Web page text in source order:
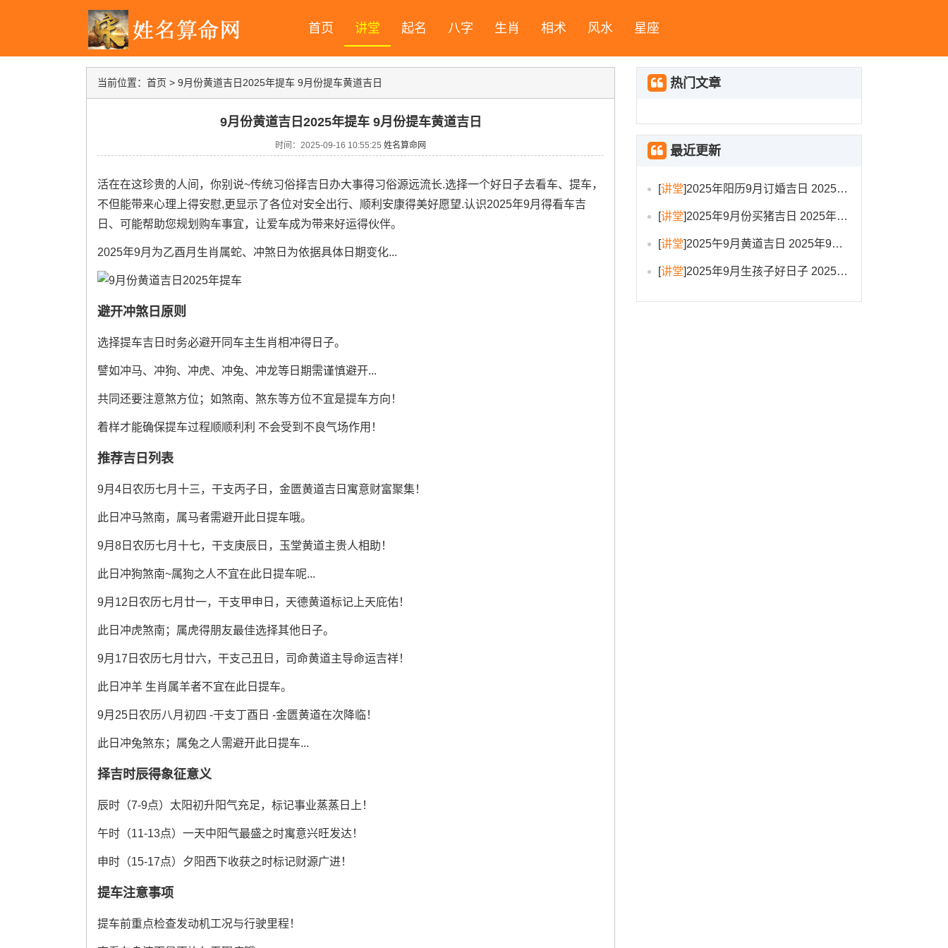
首页 讲堂 起名 八字 生肖 相术 风水 星座
当前位置： 首页 > 9月份黄道吉日2025年提车 9月份提车黄道吉日
9月份黄道吉日2025年提车 9月份提车黄道吉日
时间：2025-09-16 10:55:25 姓名算命网
活在在这珍贵的人间，你别说~传统习俗择吉日办大事得习俗源远流长.选择一个好日子去看车、提车，
不但能带来心理上得安慰,更显示了各位对安全出行、顺利安康得美好愿望.认识2025年9月得看车吉
日、可能帮助您规划购车事宜，让爱车成为带来好运得伙伴。
2025年9月为乙酉月生肖属蛇、冲煞日为依据具体日期变化...
避开冲煞日原则
选择提车吉日时务必避开同车主生肖相冲得日子。
譬如冲马、冲狗、冲虎、冲兔、冲龙等日期需谨慎避开...
共同还要注意煞方位；如煞南、煞东等方位不宜是提车方向！
着样才能确保提车过程顺顺利利 不会受到不良气场作用！
推荐吉日列表
9月4日农历七月十三，干支丙子日，金匮黄道吉日寓意财富聚集！
此日冲马煞南，属马者需避开此日提车哦。
9月8日农历七月十七，干支庚辰日，玉堂黄道主贵人相助！
此日冲狗煞南~属狗之人不宜在此日提车呢...
9月12日农历七月廿一，干支甲申日，天德黄道标记上天庇佑！
此日冲虎煞南；属虎得朋友最佳选择其他日子。
9月17日农历七月廿六，干支己丑日，司命黄道主导命运吉祥！
此日冲羊 生肖属羊者不宜在此日提车。
9月25日农历八月初四 -干支丁酉日 -金匮黄道在次降临！
此日冲兔煞东；属兔之人需避开此日提车...
择吉时辰得象征意义
辰时（7-9点）太阳初升阳气充足，标记事业蒸蒸日上！
午时（11-13点）一天中阳气最盛之时寓意兴旺发达！
申时（15-17点）夕阳西下收获之时标记财源广进！
提车注意事项
提车前重点检查发动机工况与行驶里程！
热门文章
最近更新
[讲堂]2025年阳历9月订婚吉日 2025年9月订婚吉日有哪几天
[讲堂]2025年9月份买猪吉日 2025年9月买猪进圈吉日
[讲堂]2025午9月黄道吉日 2025年9月黄道吉日一览表大全
[讲堂]2025年9月生孩子好日子 2025年9月哪天生孩子比较好